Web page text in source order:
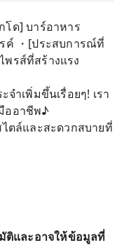
โด] บาร์อาหาร
ค์ ・[ประสบการณ์ที่
พรส์ที่สร้างแรง
ำเพิ่มขึ้นเรื่อยๆ! เรา
ออาชีพ♪
ตล์และสะดวกสบายที่
ติและอาจให้ข้อมูลที่